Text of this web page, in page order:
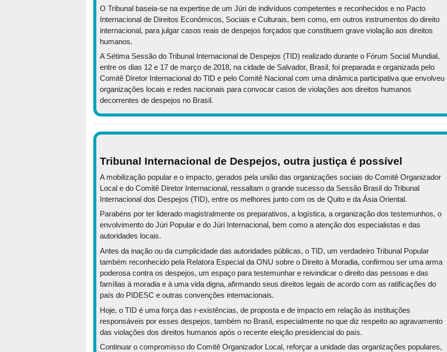
O Tribunal baseia-se na expertise de um Júri de indivíduos competentes e reconhecidos e no Pacto
Internacional de Direitos Econômicos, Sociais e Culturais, bem como, em outros instrumentos do direito
internacional, para julgar casos reais de despejos forçados que constituem grave violação aos direitos
humanos.
A Sétima Sessão do Tribunal Internacional de Despejos (TID) realizado durante o Fórum Social Mundial,
entre os dias 12 e 17 de março de 2018, na cidade de Salvador, Brasil, foi preparada e organizada pelo
Comitê Diretor Internacional do TID e pelo Comitê Nacional com uma dinâmica participativa que envolveu
organizações locais e redes nacionais para convocar casos de violações aos direitos humanos
decorrentes de despejos no Brasil.
Tribunal Internacional de Despejos, outra justiça é possível
A mobilização popular e o impacto, gerados pela união das organizações sociais do Comitê Organizador
Local e do Comitê Diretor Internacional, ressaltam o grande sucesso da Sessão Brasil do Tribunal
Internacional dos Despejos (TID), entre os melhores junto com os de Quito e da Ásia Oriental.
Parabéns por ter liderado magistralmente os preparativos, a logística, a organização dos testemunhos, o
envolvimento do Júri Popular e do Júri Internacional, bem como a atenção dos especialistas e das
autoridades locais.
Antes da inação ou da cumplicidade das autoridades públicas, o TID, um verdadeiro Tribunal Popular
também reconhecido pela Relatora Especial da ONU sobre o Direito à Moradia, confirmou ser uma arma
poderosa contra os despejos, um espaço para testemunhar e reivindicar o direito das pessoas e das
famílias à moradia e à uma vida digna, afirmando seus direitos legais de acordo com as ratificações do
país do PIDESC e outras convenções internacionais.
Hoje, o TID é uma força das r-existências, de proposta e de impacto em relação às instituições
responsáveis por esses despejos, também no Brasil, especialmente no que diz respeito ao agravamento
das violações dos direitos humanos após o recente eleição presidencial do país.
Continuar o compromisso do Comitê Organizador Local, reforçar a unidade das organizações populares,